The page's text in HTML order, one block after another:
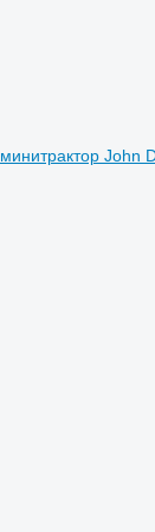
минитрактор John